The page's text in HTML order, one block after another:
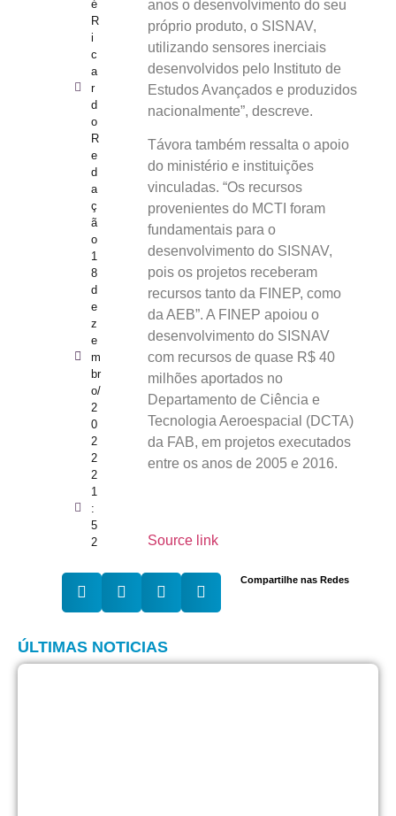
é
R
i
c
a
r
d
o
R
e
d
a
ç
ã
o
1
8
d
e
z
e
m
br
o/
2
0
2
2
2
1
:
5
2
anos o desenvolvimento do seu
próprio produto, o SISNAV,
utilizando sensores inerciais
desenvolvidos pelo Instituto de
Estudos Avançados e produzidos
nacionalmente”, descreve.
Távora também ressalta o apoio
do ministério e instituições
vinculadas. “Os recursos
provenientes do MCTI foram
fundamentais para o
desenvolvimento do SISNAV,
pois os projetos receberam
recursos tanto da FINEP, como
da AEB”. A FINEP apoiou o
desenvolvimento do SISNAV
com recursos de quase R$ 40
milhões aportados no
Departamento de Ciência e
Tecnologia Aeroespacial (DCTA)
da FAB, em projetos executados
entre os anos de 2005 e 2016.
Source link
Compartilhe nas Redes
ÚLTIMAS NOTICIAS